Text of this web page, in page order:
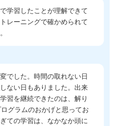
学習したことが理解できて
レーニングで確かめられて
でした。時間の取れない日
ない日もありました。出来
習を継続できたのは、解り
グラムのおかげと思ってお
ての学習は、なかなか頭に